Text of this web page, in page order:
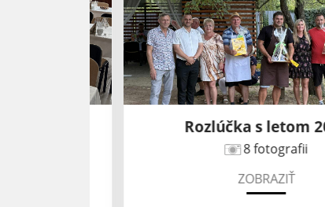
Rozlúčka s letom 2025
8 fotografii
ZOBRAZIŤ